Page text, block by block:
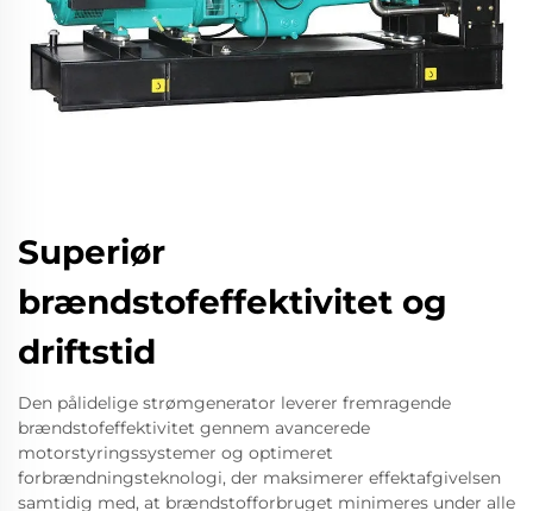
Superiør
brændstofeffektivitet og
driftstid
Den pålidelige strømgenerator leverer fremragende
brændstofeffektivitet gennem avancerede
motorstyringssystemer og optimeret
forbrændningsteknologi, der maksimerer effektafgivelsen
samtidig med, at brændstofforbruget minimeres under alle